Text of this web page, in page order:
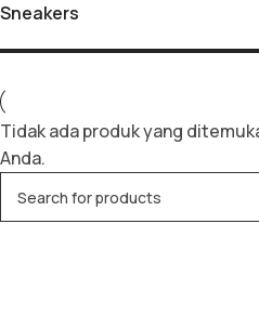
Sneakers
Tidak ada produk yang
Anda.